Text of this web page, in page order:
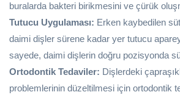
buralarda bakteri birikmesini ve çürük
Tutucu Uygulaması: Erken kaybedilen
daimi dişler sürene kadar yer tutucu
sayede, daimi dişlerin doğru pozisyonda
Ortodontik Tedaviler: Dişlerdeki
problemlerinin düzeltilmesi için ortodontik